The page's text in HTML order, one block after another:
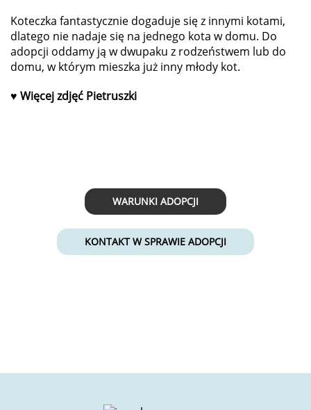
Koteczka fantastycznie dogaduje się z innymi kotami,
dlatego nie nadaje się na jednego kota w domu. Do
adopcji oddamy ją w dwupaku z rodzeństwem lub do
domu, w którym mieszka już inny młody kot.
♥ Więcej zdjęć Pietruszki
WARUNKI ADOPCJI
KONTAKT W SPRAWIE ADOPCJI